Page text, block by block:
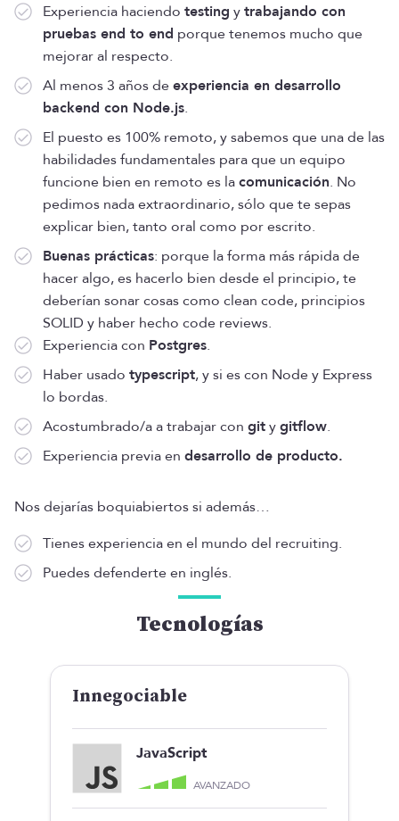
Experiencia haciendo testing ytrabajando con
pruebas end to end porque tenemos mucho que
mejorar al respecto.
Al menos 3 años deexperiencia en desarrollo
backend con Node.js.
El puesto es 100% remoto, y sabemos que una de las
habilidades fundamentales para que un equipo
funcione bien en remoto es lacomunicación. No
pedimos nada extraordinario, sólo que te sepas
explicar bien, tanto oral como por escrito.
Buenas prácticas: porque la forma más rápida de
hacer algo, es hacerlo bien desde el principio, te
deberían sonar cosas como clean code, principios
SOLID y haber hecho code reviews.
Experiencia con Postgres.
Haber usado typescript, y si es con Node y Express
lo bordas.
Acostumbrado/a a trabajar con gitygitflow.
Experiencia previa en desarrollo de producto.
Nos dejarías boquiabiertos si además…
Tienes experiencia en el mundo del recruiting.
Puedes defenderte en inglés.
Tecnologías
Innegociable
JavaScript
AVANZADO